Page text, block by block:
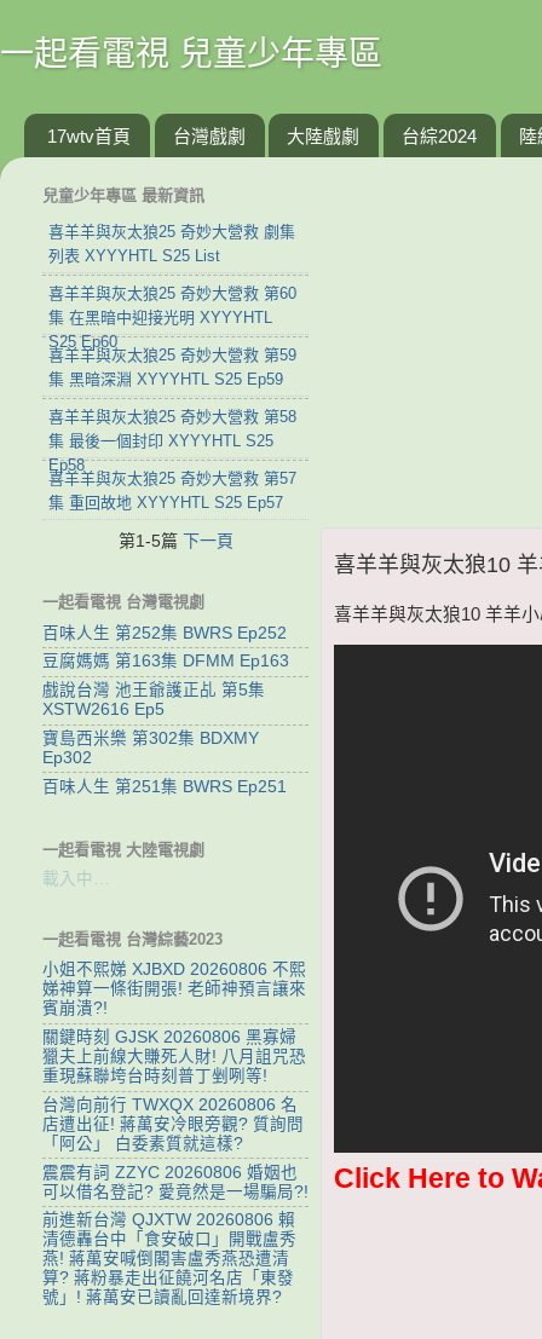
一起看電視 兒童少年專區
17wtv首頁 台灣戲劇 大陸戲劇 台綜2024 陸
喜羊羊與灰太狼10
喜羊羊與灰太狼10 羊羊
Click Here to
兒童少年專區 最新資訊
喜羊羊與灰太狼25 奇妙大營救 劇集
列表 XYYYHTL S25 List
喜羊羊與灰太狼25 奇妙大營救 第60
集 在黑暗中迎接光明 XYYYHTL
S25 Ep60
喜羊羊與灰太狼25 奇妙大營救 第59
集 黑暗深淵 XYYYHTL S25 Ep59
喜羊羊與灰太狼25 奇妙大營救 第58
集 最後一個封印 XYYYHTL S25
Ep58
喜羊羊與灰太狼25 奇妙大營救 第57
集 重回故地 XYYYHTL S25 Ep57
第1-5篇 下一頁
一起看電視 台灣電視劇
百味人生 第252集 BWRS Ep252
豆腐媽媽 第163集 DFMM Ep163
戲說台灣 池王爺護正乩 第5集
XSTW2616 Ep5
寶島西米樂 第302集 BDXMY
Ep302
百味人生 第251集 BWRS Ep251
一起看電視 大陸電視劇
載入中…
一起看電視 台灣綜藝2023
小姐不熙娣 XJBXD 20260806 不熙
娣神算一條街開張! 老師神預言讓來
賓崩潰?!
關鍵時刻 GJSK 20260806 黑寡婦
獵夫上前線大賺死人財! 八月詛咒恐
重現蘇聯垮台時刻普丁剉咧等!
台灣向前行 TWXQX 20260806 名
店遭出征! 蔣萬安冷眼旁觀? 質詢問
「阿公」 白委素質就這樣?
震震有詞 ZZYC 20260806 婚姻也
可以借名登記? 愛竟然是一場騙局?!
前進新台灣 QJXTW 20260806 賴
清德轟台中「食安破口」開戰盧秀
燕! 蔣萬安喊倒閣害盧秀燕恐遭清
算? 蔣粉暴走出征饒河名店「東發
號」! 蔣萬安已讀亂回達新境界?